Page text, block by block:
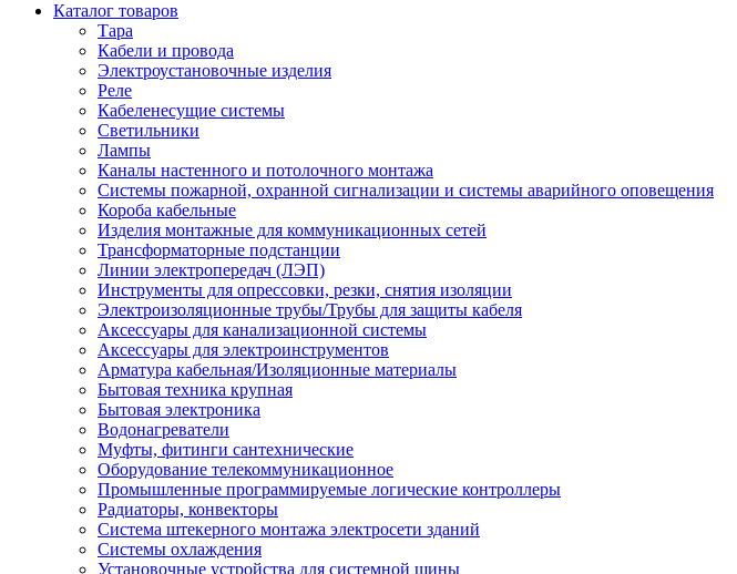
Каталог товаров
Тара
Кабели и провода
Электроустановочные изделия
Реле
Кабеленесущие системы
Светильники
Лампы
Каналы настенного и потолочного монтажа
Системы пожарной, охранной сигнализации и системы аварийного оповещения
Короба кабельные
Изделия монтажные для коммуникационных сетей
Трансформаторные подстанции
Линии электропередач (ЛЭП)
Инструменты для опрессовки, резки, снятия изоляции
Электроизоляционные трубы/Трубы для защиты кабеля
Аксессуары для канализационной системы
Аксессуары для электроинструментов
Арматура кабельная/Изоляционные материалы
Бытовая техника крупная
Бытовая электроника
Водонагреватели
Муфты, фитинги сантехнические
Оборудование телекоммуникационное
Промышленные программируемые логические контроллеры
Радиаторы, конвекторы
Система штекерного монтажа электросети зданий
Системы охлаждения
Установочные устройства для системной шины